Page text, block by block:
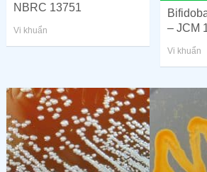
NBRC 13751
Vi khuẩn
– JCM
Vi khuẩn